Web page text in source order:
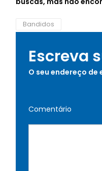
Bandidos
Escreva
O seu endereço
Comentário